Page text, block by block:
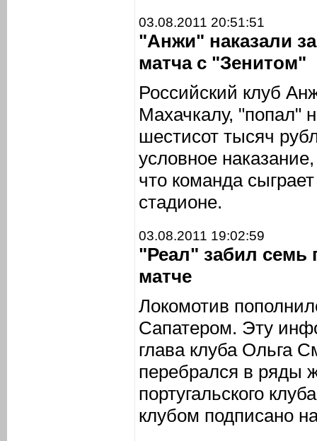
03.08.2011 20:51:51
"Анжи" наказали
матча с "Зенитом"
Российский клуб
Махачкалу, "попал"
шестисот тысяч
условное
что команда
стадионе.
03.08.2011 19:02:59
"Реал" забил семь
матче
Локомотив
Сапатером. Эту
глава клуба Ольга
перебрался в ряды
португальского
клубом подписано